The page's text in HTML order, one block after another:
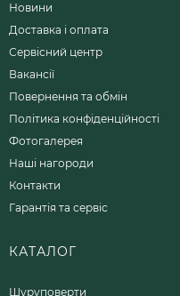
Новини
Доставка і оплата
Сервісний центр
Вакансії
Повернення та обмін
Політика конфіденційності
Фотогалерея
Наші нагороди
Контакти
Гарантія та сервіс
КАТАЛОГ
Шуруповерти